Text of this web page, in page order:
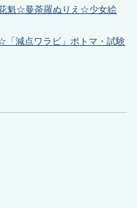
魁☆曼荼羅ぬりえ☆少女絵
「減点ワラビ」ポトマ・試験